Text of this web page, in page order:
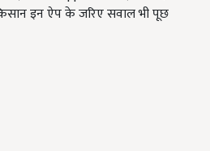
इन ऐप के जरिए सवाल भी पूछ